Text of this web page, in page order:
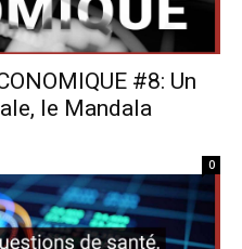
#8: Un
le Mandala
0